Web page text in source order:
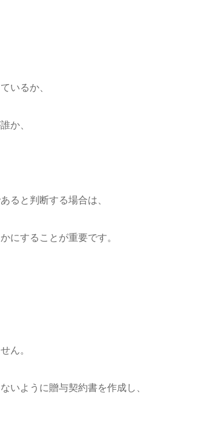
るか、
か、
ると判断する場合は、
することが重要です。
ん。
ように贈与契約書を作成し、